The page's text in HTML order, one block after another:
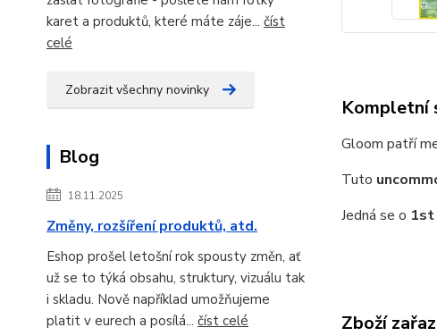
karet a produktů, které máte záje... číst
celé
Zobrazit všechny novinky
Blog
18.11.2025
Změny, rozšíření produktů, atd.
Eshop prošel letošní rok spousty změn, ať
už se to týká obsahu, struktury, vizuálu tak
i skladu. Nově například umožňujeme
platit v eurech a posílá... číst celé
Kompletní
Gloom patří
Tuto
Jedná se o
Zboží